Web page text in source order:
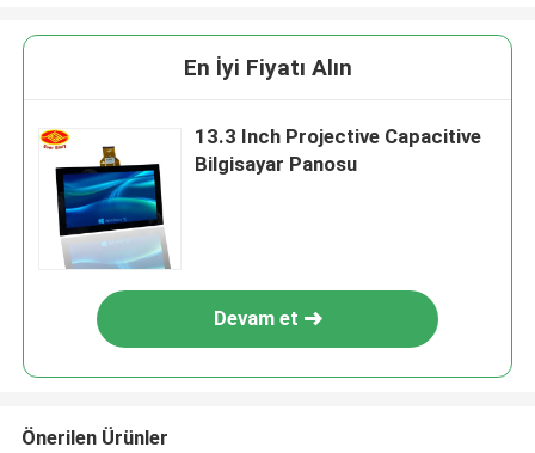
En İyi Fiyatı Alın
13.3 Inch Projective Capacitive
Bilgisayar Panosu
Devam et
Önerilen Ürünler